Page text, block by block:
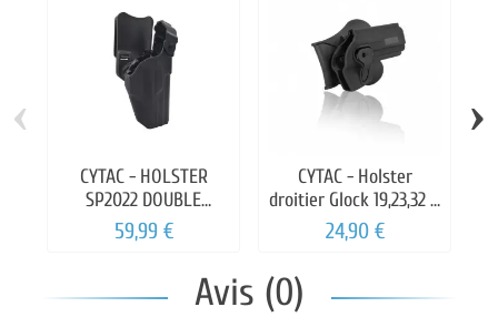
CYTAC - HOLSTER
SP2022 DOUBLE
RETENTION LEVEL3
59,99 €
CYTAC - Holster
droitier Glock 19,23,32 G
1,2,3,4
24,90 €
‹ ›
Avis (0)